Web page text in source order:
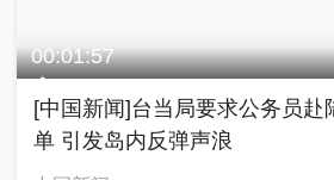
00:01:57
[中国新闻]台当局要求公务员赴
单 引发岛内反弹声浪